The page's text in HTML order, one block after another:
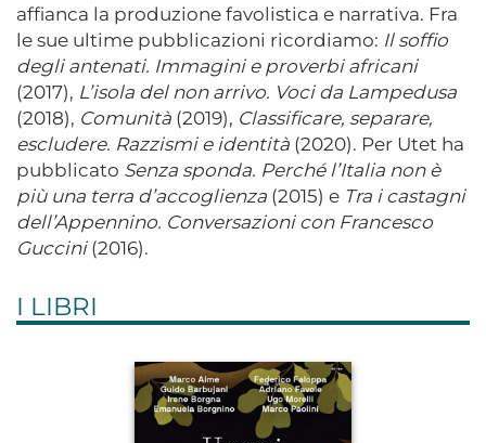
affianca la produzione favolistica e narrativa. Fra
le sue ultime pubblicazioni ricordiamo: Il soffio
degli antenati. Immagini e proverbi africani
(2017), L’isola del non arrivo. Voci da Lampedusa
(2018), Comunità (2019), Classificare, separare,
escludere. Razzismi e identità (2020). Per Utet ha
pubblicato Senza sponda. Perché l’Italia non è
più una terra d’accoglienza (2015) e Tra i castagni
dell’Appennino. Conversazioni con Francesco
Guccini(2016).
I LIBRI